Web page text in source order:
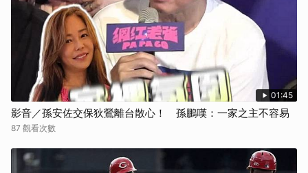
01:45
影音／孫安佐交保狄鶯離台散心！ 孫鵬嘆：一家之主不容易
87 觀看次數